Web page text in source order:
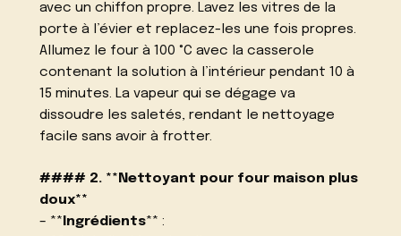
avec un chiffon propre. Lavez les vitres de la
porte à l’évier et replacez-les une fois propres.
Allumez le four à 100 °C avec la casserole
contenant la solution à l’intérieur pendant 10 à
15 minutes. La vapeur qui se dégage va
dissoudre les saletés, rendant le nettoyage
facile sans avoir à frotter.
#### 2. **Nettoyant pour four maison plus
doux**
– ** Ingrédients** :